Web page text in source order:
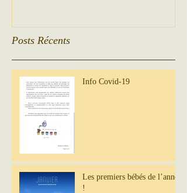
Posts Récents
Info Covid-19
Les premiers bébés de l’année
!